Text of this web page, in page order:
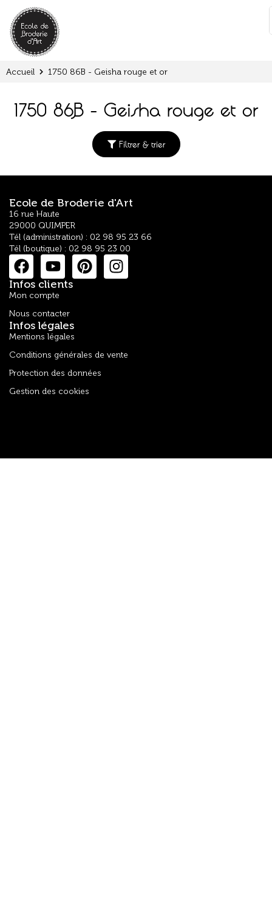
:
Accueil 1750 86B - Geisha rouge et or
1750 86B - Geisha rouge et or
Filtrer & trier
Ecole de Broderie d'Art
16 rue Haute
29000 QUIMPER
Tél (administration) : 02 98 95 23 66
Tél (boutique) : 02 98 95 23 00
Infos clients
Mon compte
Nous contacter
Infos légales
Mentions légales
Conditions générales de vente
Protection des données
Gestion des cookies
Panneau de gestion des cookies